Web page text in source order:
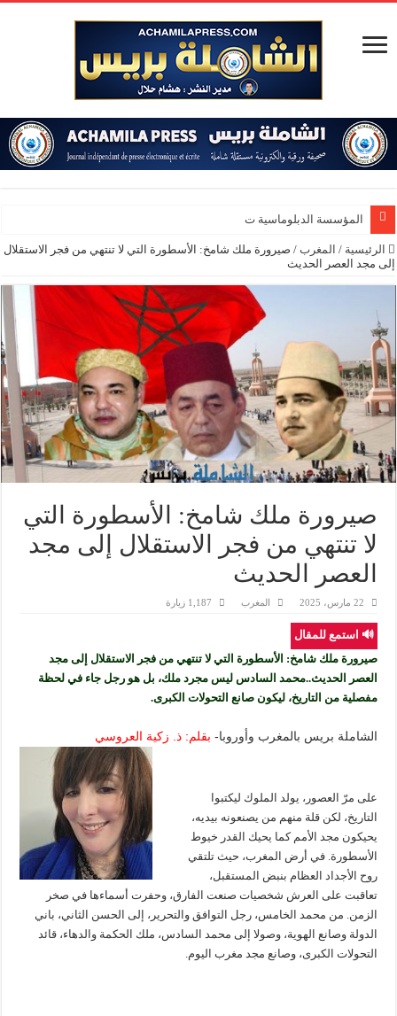
المؤسسة الدبلوماسية تنظم الدورة 1
الرئيسية / المغرب / صيرورة ملك شامخ: الأسطورة التي لا تنتهي من فجر الاستقلال
إلى مجد العصر الحديث
صيرورة ملك شامخ: الأسطورة التي
لا تنتهي من فجر الاستقلال إلى مجد
العصر الحديث
22 مارس، 2025 المغرب 1,187 زيارة
🔊 استمع للمقال
صيرورة ملك شامخ: الأسطورة التي لا تنتهي من فجر الاستقلال إلى مجد
العصر الحديث..محمد السادس ليس مجرد ملك، بل هو رجل جاء في لحظة
مفصلية من التاريخ، ليكون صانع التحولات الكبرى.
الشاملة بريس بالمغرب وأوروبا- بقلم: ذ. زكية العروسي
على مرّ العصور، يولد الملوك ليكتبوا
التاريخ، لكن قلة منهم من يصنعونه بيديه،
يحيكون مجد الأمم كما يحيك القدر خيوط
الأسطورة. في أرض المغرب، حيث تلتقي
روح الأجداد العظام بنبض المستقبل،
تعاقبت على العرش شخصيات صنعت الفارق، وحفرت أسماءها في صخر
الزمن. من محمد الخامس، رجل التوافق والتحرير، إلى الحسن الثاني، باني
الدولة وصانع الهوية، وصولا إلى محمد السادس، ملك الحكمة والدهاء، قائد
التحولات الكبرى، وصانع مجد مغرب اليوم.